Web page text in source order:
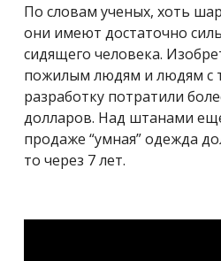
По словам ученых, хоть
они имеют достаточно
сидящего человека.
пожилым людям и людям с
разработку потратили
долларов. Над штанами
продаже “умная” одежда
то через 7 лет.